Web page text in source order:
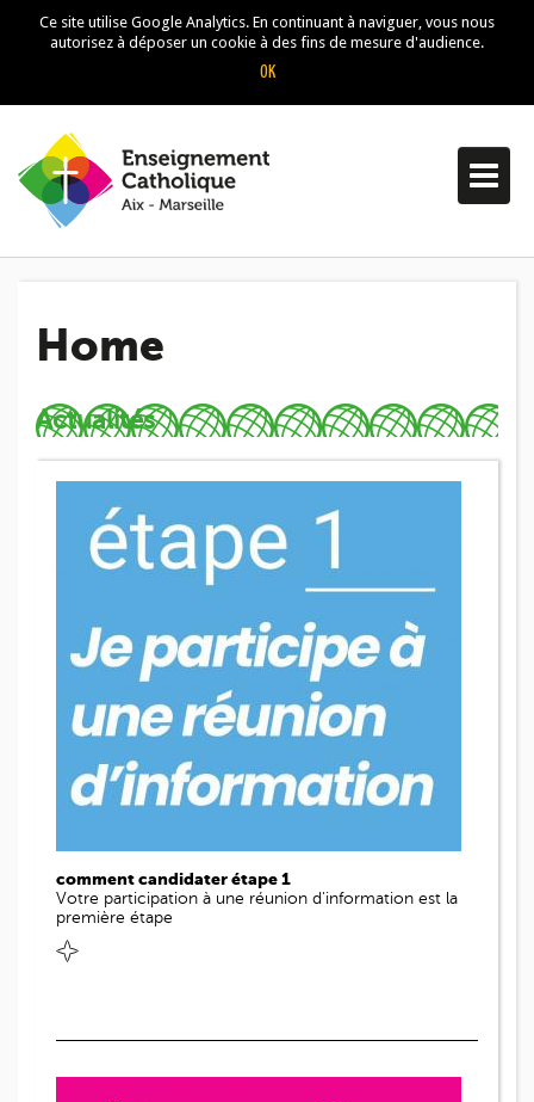
Ce site utilise Google Analytics. En continuant à naviguer, vous nous
autorisez à déposer un cookie à des fins de mesure d'audience.
Home
Actualités
comment candidater étape 1
Votre participation à une réunion d'information est la
première étape